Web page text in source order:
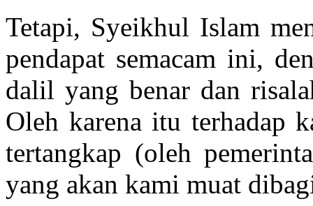
Tetapi, Syeikhul Islam
pendapat semacam ini,
dalil yang benar dan
Oleh karena itu terhadap
tertangkap (oleh
yang akan kami muat